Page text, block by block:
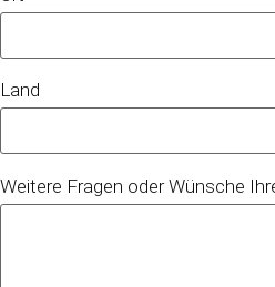
Land
Weitere Fragen oder Wünsche